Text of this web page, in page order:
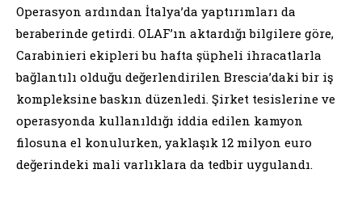
Operasyon ardından İtalya’da yaptırımları da
beraberinde getirdi. OLAF’ın aktardığı bilgilere göre,
Carabinieri ekipleri bu hafta şüpheli ihracatlarla
bağlantılı olduğu değerlendirilen Brescia’daki bir iş
kompleksine baskın düzenledi. Şirket tesislerine ve
operasyonda kullanıldığı iddia edilen kamyon
filosuna el konulurken, yaklaşık 12 milyon euro
değerindeki mali varlıklara da tedbir uygulandı.